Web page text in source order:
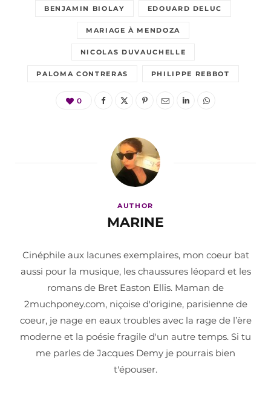
BENJAMIN BIOLAY EDOUARD DELUC
MARIAGE À MENDOZA
NICOLAS DUVAUCHELLE
PALOMA CONTRERAS PHILIPPE REBBOT
0
AUTHOR
MARINE
Cinéphile aux lacunes exemplaires, mon coeur bat
aussi pour la musique, les chaussures léopard et les
romans de Bret Easton Ellis. Maman de
2muchponey.com, niçoise d'origine, parisienne de
coeur, je nage en eaux troubles avec la rage de l’ère
moderne et la poésie fragile d'un autre temps. Si tu
me parles de Jacques Demy je pourrais bien
t'épouser.